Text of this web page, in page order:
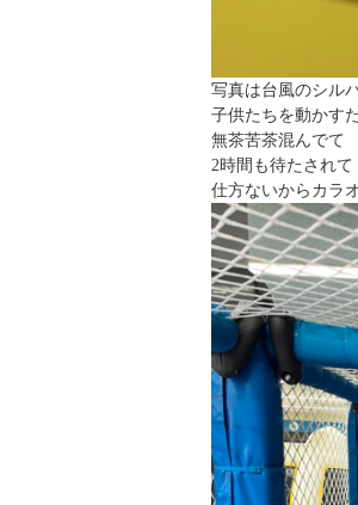
写真は台風のシル
子供たちを動かす
無茶苦茶混んでて
2時間も待たされて
仕方ないからカラ